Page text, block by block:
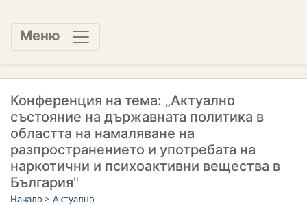
Меню
Конференция на тема: „Актуално
състояние на държавната политика в
областта на намаляване на
разпространението и употребата на
наркотични и психоактивни вещества в
България"
Начало Актуално